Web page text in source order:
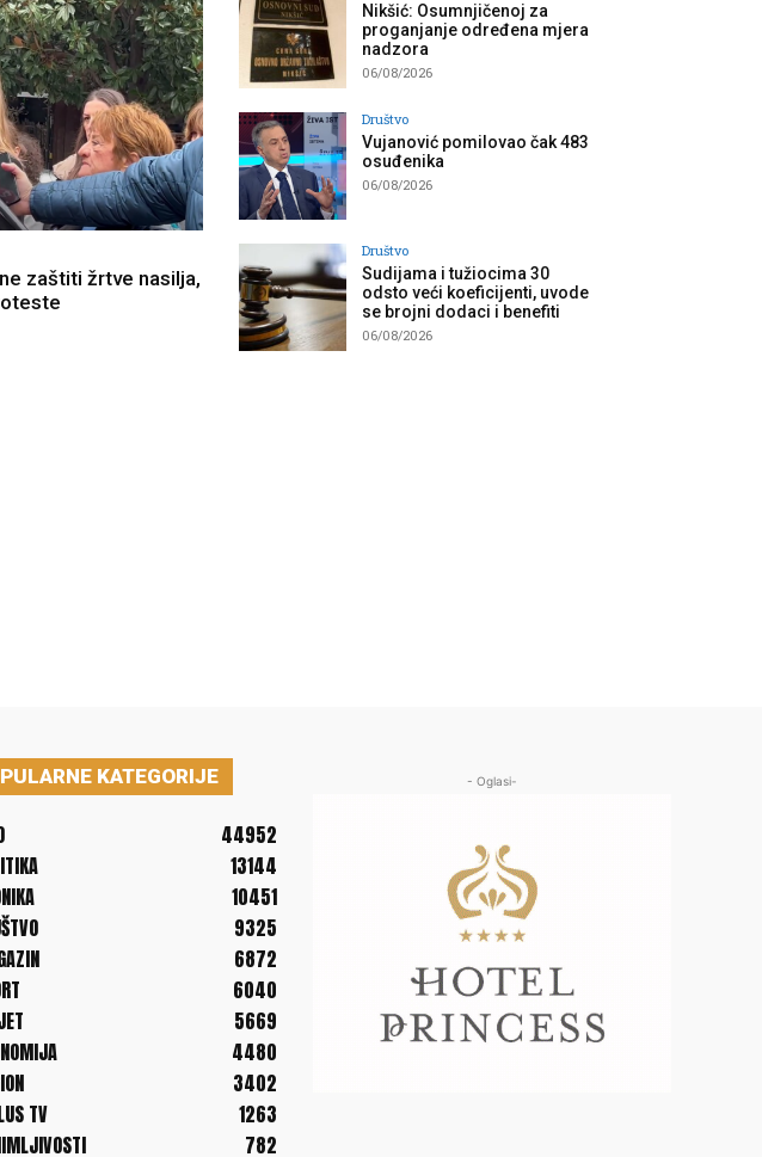
zaštiti žrtve nasilja,
Nikšić: Osumnjičenoj za
proganjanje određena mjera
nadzora
06/08/2026
Društvo
Vujanović pomilovao čak 483
osuđenika
06/08/2026
Društvo
Sudijama i tužiocima 30
odsto veći koeficijenti, uvode
se brojni dodaci i benefiti
06/08/2026
KATEGORIJE
44952
13144
10451
9325
6872
6040
5669
4480
3402
TV
1263
782
- Oglasi-